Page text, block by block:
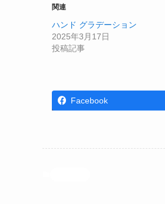
関連
ハンド グラデーション
2025年3月17日
投稿記事
Facebook